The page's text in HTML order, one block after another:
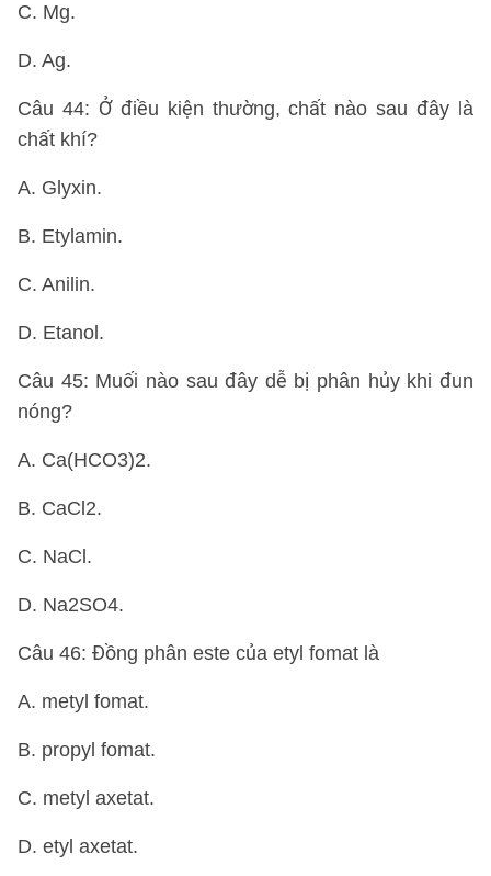
C. Mg.
D. Ag.
Câu 44: Ở điều kiện thường, chất nào sau đây là
chất khí?
A. Glyxin.
B. Etylamin.
C. Anilin.
D. Etanol.
Câu 45: Muối nào sau đây dễ bị phân hủy khi đun
nóng?
A. Ca(HCO3)2.
B. CaCl2.
C. NaCl.
D. Na2SO4.
Câu 46: Đồng phân este của etyl fomat là
A. metyl fomat.
B. propyl fomat.
C. metyl axetat.
D. etyl axetat.